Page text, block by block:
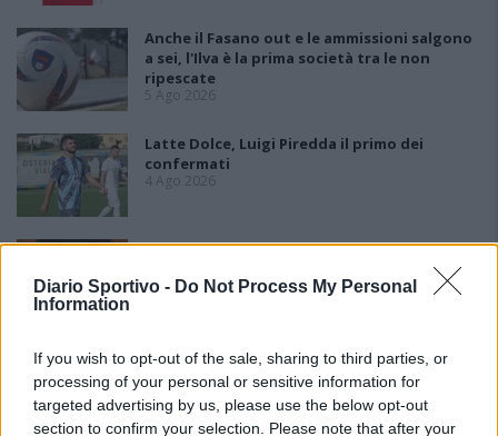
Diario Sportivo - Do Not Process My Personal
Information
If you wish to opt-out of the sale, sharing to third parties, or
processing of your personal or sensitive information for
targeted advertising by us, please use the below opt-out
section to confirm your selection. Please note that after your
Anche il Fasano out e le ammissioni salgono
a sei, l'Ilva è la prima società tra le non
ripescate
5 Ago 2026
Latte Dolce, Luigi Piredda il primo dei
confermati
4 Ago 2026
Monastir, dopo 43 anni di presidenza
Carboni parte l'era Fuke: «Tenere la D con un
progetto sostenibile»
Lnd, il nodo ripescaggi non si scioglie:
rinviate al 5 agosto le ammissioni
3 Ago 2026